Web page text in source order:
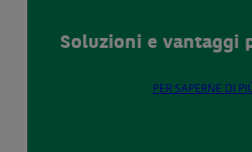
Soluzioni e vantaggi
PER SAPERNE DI